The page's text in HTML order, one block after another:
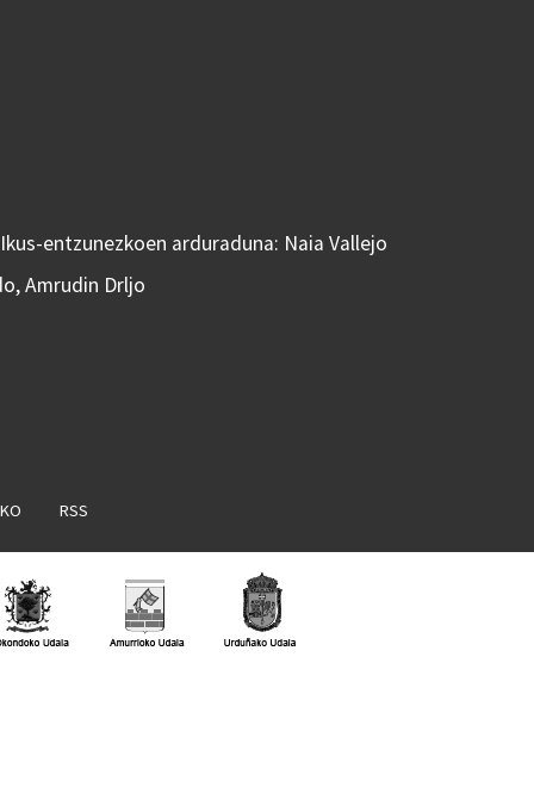
entzunezkoen arduraduna: Naia Vallejo
Amrudin Drljo
RSS